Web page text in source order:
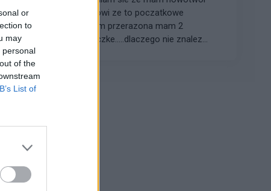
or
to
may
personal
of the
List of
jajnika....lekarz mowi ze to poczatkowe
stadium,ale jestem przerazona mam 2
miesieczna coreczke.....dlaczego nie znalez...